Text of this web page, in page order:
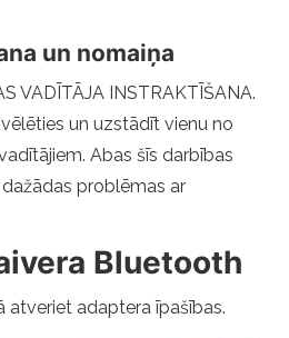
un nomaiņa
VADĪTĀJA INSTRAKTĪŠANA.
un uzstādīt vienu no
Abas šīs darbības
problēmas ar
Bluetooth
atveriet adaptera īpašības.